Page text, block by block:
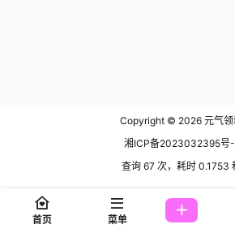
Copyright © 2026 元气
湘ICP备2023032395号-
查询 67 次，耗时 0.1753
首页 菜单